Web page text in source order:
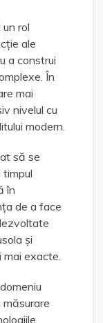
rol
ale
a construi
În
mai
nivelul cu
modern.
să se
în
de a face
și
exacte.